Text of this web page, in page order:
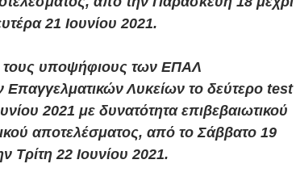
21 Ιουνίου 2021.
τους υποψήφιους των ΕΠΑΛ
Λυκείων το δεύτερο test
2021 με δυνατότητα επιβεβαιωτικού
αποτελέσματος, από το Σάββατο 19
Τρίτη 22 Ιουνίου 2021.